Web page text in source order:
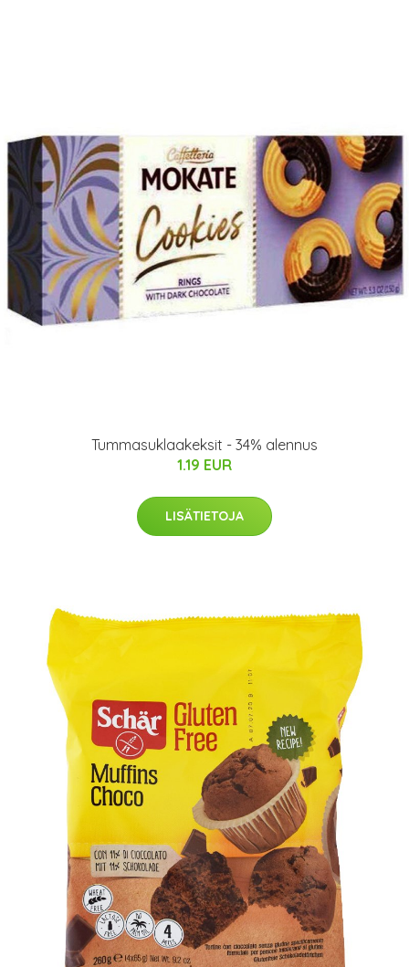
Tummasuklaakeksit - 34% alennus
1.19 EUR
LISÄTIETOJA